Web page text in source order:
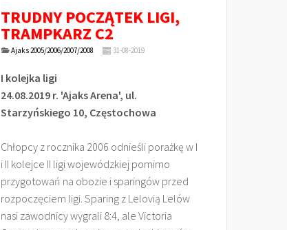
TRUDNY POCZĄTEK LIGI,
TRAMPKARZ C2
Ajaks 2005/2006/2007/2008 31-08-2019
I kolejka ligi
24.08.2019 r. 'Ajaks Arena', ul.
Starzyńskiego 10, Częstochowa
Chłopcy z rocznika 2006 odnieśli porażkę w I
i II kolejce II ligi wojewódzkiej pomimo
przygotowań na obozie i sparingów przed
rozpoczęciem ligi. Sparing z Lelovią Lelów
nasi zawodnicy wygrali 8:4, ale Victoria